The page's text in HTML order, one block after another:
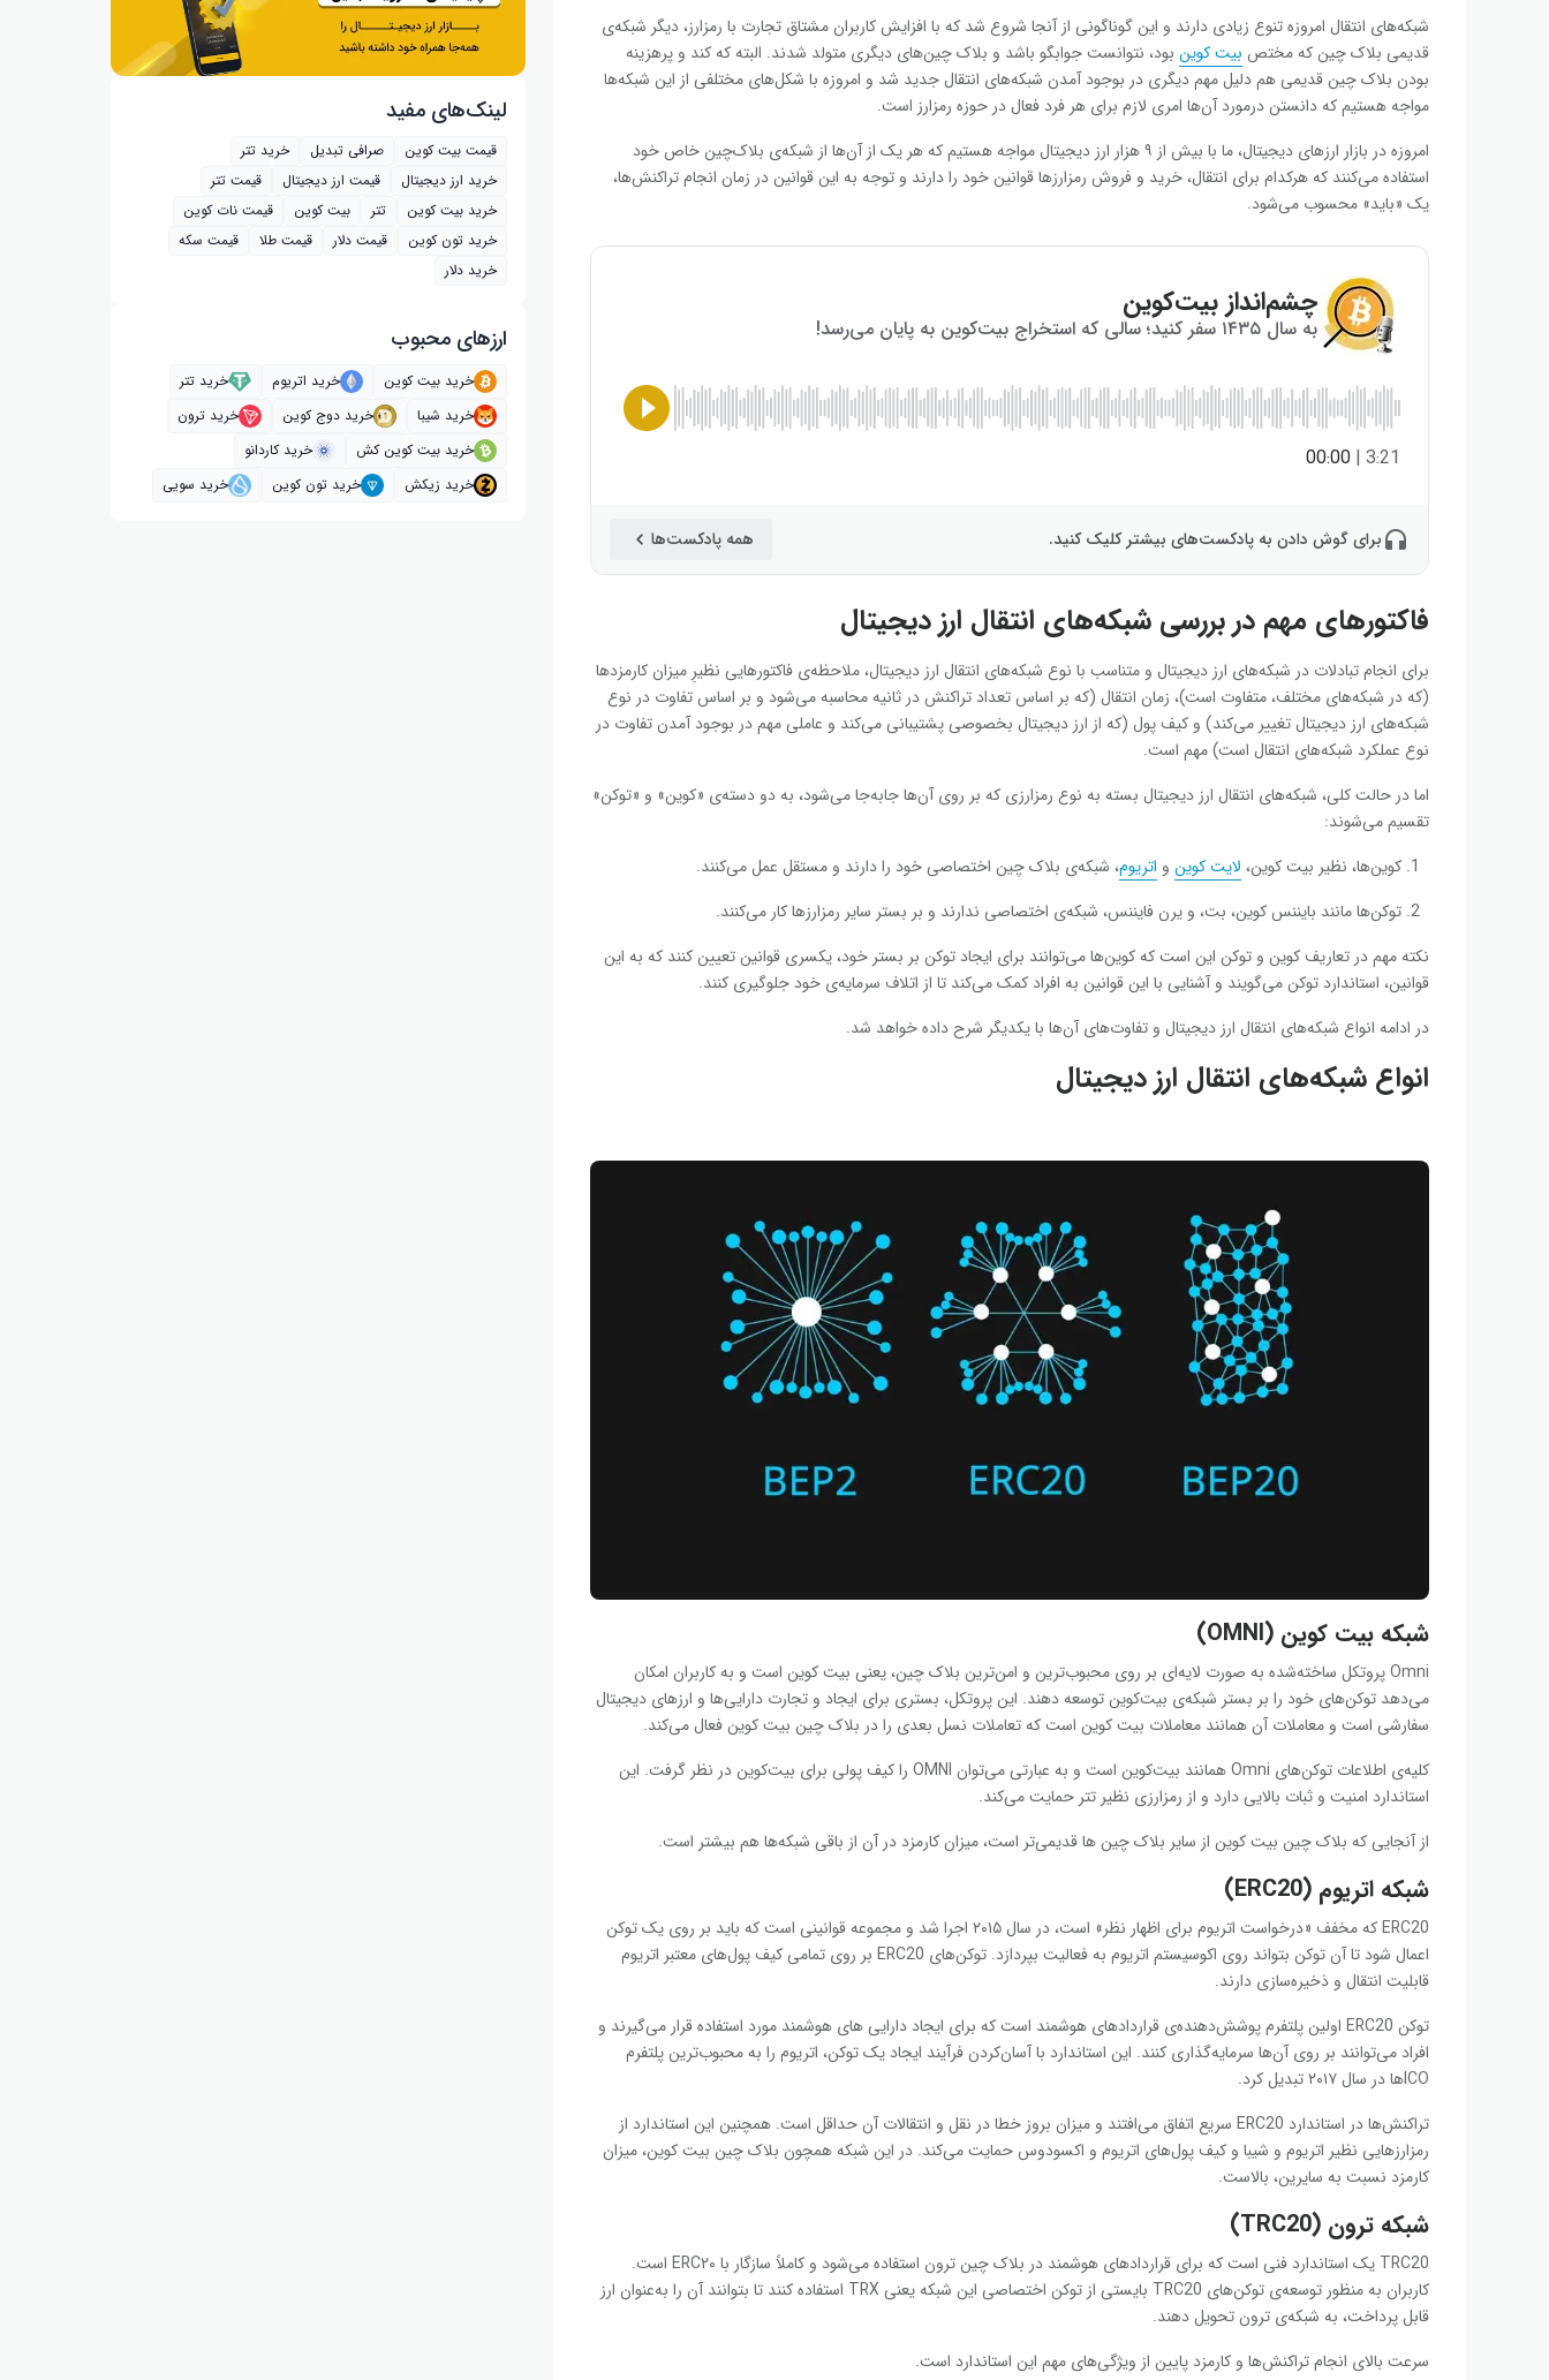
شبکه‌های انتقال امروزه تنوع زیادی دارند و این گوناگونی از آنجا شروع شد که با افزایش کاربران مشتاق تجارت با رمزارز، دیگر شبکه‌ی
قدیمی بلاک چین که مختص بیت کوین بود، نتوانست جوابگو باشد و بلاک چین‌های دیگری متولد شدند. البته که کند و پرهزینه
بودن بلاک چین قدیمی هم دلیل مهم دیگری در بوجود آمدن شبکه‌های انتقال جدید شد و امروزه با شکل‌های مختلفی از این شبکه‌ها
مواجه هستیم که دانستن درمورد آن‌ها امری لازم برای هر فرد فعال در حوزه رمزارز است.
امروزه در بازار ارزهای دیجیتال، ما با بیش از ۹ هزار ارز دیجیتال مواجه هستیم که هر یک از آن‌ها از شبکه‌ی بلاک‌چین خاص خود
استفاده می‌کنند که هرکدام برای انتقال، خرید و فروش رمزارزها قوانین خود را دارند و توجه به این قوانین در زمان انجام تراکنش‌ها،
یک «باید» محسوب می‌شود.
چشم‌انداز بیت‌کوین
به سال ۱۴۳۵ سفر کنید؛ سالی که استخراج بیت‌کوین به پایان می‌رسد!
3:21
|
00:00
برای گوش دادن به پادکست‌های بیشتر کلیک کنید. همه پادکست‌ها
فاکتورهای مهم در بررسی شبکه‌‌های انتقال ارز دیجیتال
برای انجام تبادلات در شبکه‌های ارز دیجیتال و متناسب با نوع شبکه‌های انتقال ارز دیجیتال، ملاحظه‌ی فاکتورهایی نظیرِ میزان کارمزدها
(که در شبکه‌های مختلف، متفاوت است)، زمان انتقال (که بر اساس تعداد تراکنش در ثانیه محاسبه می‌شود و بر اساس تفاوت در نوع
شبکه‌های ارز دیجیتال تغییر می‌کند) و کیف پول (که از ارز دیجیتال بخصوصی پشتیبانی می‌کند و عاملی مهم در بوجود آمدن تفاوت در
نوع عملکرد شبکه‌های انتقال است) مهم است.
اما در حالت کلی، شبکه‌های انتقال ارز دیجیتال بسته به نوع رمزارزی که بر روی آن‌ها جابه‌جا می‌شود، به دو دسته‌ی «کوین» و «توکن»
تقسیم می‌شوند:
کوین‌ها، نظیر بیت کوین، لایت کوین و اتریوم، شبکه‌ی بلاک چین اختصاصی خود را دارند و مستقل عمل می‌کنند.
توکن‌ها مانند بایننس کوین، بت، و یرن فایننس، شبکه‌ی اختصاصی ندارند و بر بستر سایر رمزارزها کار می‌کنند.
نکته مهم در تعاریف کوین و توکن این است که کوین‌ها می‌توانند برای ایجاد توکن بر بستر خود، یکسری قوانین تعیین کنند که به این
قوانین، استاندارد توکن می‌گویند و آشنایی با این قوانین به افراد کمک می‌کند تا از اتلاف سرمایه‌ی خود جلوگیری کنند.
در ادامه انواع شبکه‌های انتقال ارز دیجیتال و تفاوت‌های آن‌ها با یکدیگر شرح داده خواهد شد.
انواع شبکه‌های انتقال ارز دیجیتال
شبکه بیت کوین (OMNI)
Omni پروتکل ساخته‌شده به صورت لایه‌ای بر روی محبوب‌ترین و امن‌ترین بلاک چین، یعنی بیت کوین است و به کاربران امکان
می‌دهد توکن‌های خود را بر بستر شبکه‌ی بیت‌کوین توسعه دهند. این پروتکل، بستری برای ایجاد و تجارت دارایی‌ها و ارزهای دیجیتال
سفارشی است و معاملات آن همانند معاملات بیت کوین است که تعاملات نسل بعدی را در بلاک چین بیت کوین فعال می‌کند.
کلیه‌ی اطلاعات توکن‌های Omni همانند بیت‌کوین است و به عبارتی می‌توان OMNI را کیف پولی برای بیت‌کوین در نظر گرفت. این
استاندارد امنیت و ثبات بالایی دارد و از رمزارزی نظیر تتر حمایت‌ می‌کند.
از آنجایی که بلاک چین بیت کوین از سایر بلاک چین ها قدیمی‌تر است، میزان کارمزد در آن از باقی شبکه‌ها هم بیشتر است.
شبکه اتریوم (ERC20)
ERC20 که مخفف «درخواست اتریوم برای اظهار نظر» است، در سال ۲۰۱۵ اجرا شد و مجموعه‌ قوانینی است که باید بر روی یک توکن
اعمال شود تا آن توکن بتواند روی اکوسیستم اتریوم به فعالیت بپردازد. توکن‌های ERC20 بر روی تمامی کیف‌ پول‌های معتبر اتریوم
قابلیت انتقال و ذخیره‌سازی دارند.
توکن ERC20 اولین پلتفرم پوشش‌دهنده‌ی قراردادهای هوشمند است که برای ایجاد دارایی ‌های هوشمند مورد استفاده قرار می‌گیرند و
افراد می‌توانند بر روی آن‌ها سرمایه‌گذاری کنند. این استاندارد با آسان‌کردن فرآیند ایجاد یک توکن، اتریوم را به محبوب‌ترین پلتفرم
ICOها در سال ۲۰۱۷ تبدیل کرد.
تراکنش‌ها در استاندارد ERC20 سریع اتفاق می‌افتند و میزان بروز خطا در نقل‌ و انتقالات آن حداقل است. همچنین این استاندارد از
رمزارزهایی نظیر اتریوم و شیبا و کیف پول‌های اتریوم و اکسودوس حمایت می‌کند. در این شبکه همچون بلاک چین بیت کوین، میزان
کارمزد نسبت به سایرین، بالاست.
شبکه ترون (TRC20)
TRC20 یک استاندارد فنی است که برای قراردادهای هوشمند در بلاک چین ترون استفاده می‌شود و کاملاً سازگار با ERC‌۲۰ است.
کاربران به منظور توسعه‌ی توکن‌های TRC20 بایستی از توکن اختصاصی این شبکه یعنی TRX استفاده کنند تا بتوانند آن را به‌عنوان ارز
قابل پرداخت، به شبکه‌ی ترون تحویل دهند.
سرعت بالای انجام تراکنش‌ها و کارمزد پایین از ویژگی‌های مهم این استاندارد است.
لینک‌های مفید
قیمت بیت کوین صرافی تبدیل
خرید تتر
خرید ارز دیجیتال
قیمت ارز دیجیتال
قیمت تتر
خرید بیت‌ کوین
تتر بیت کوین
قیمت نات کوین
خرید تون کوین
قیمت دلار قیمت طلا
قیمت سکه
خرید دلار
ارز‌های محبوب
خرید بیت کوین خرید اتریوم
خرید تتر
خرید شیبا
خرید دوج کوین
خرید ترون
خرید بیت کوین کش
خرید کاردانو
خرید زیکش
خرید تون کوین خرید سویی